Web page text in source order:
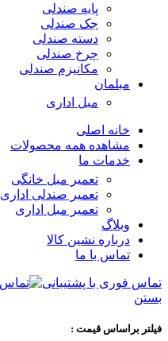
پایه صندلی
جک صندلی
دسته صندلی
چرخ صندلی
مکانیزم صندلی
مبلمان
مبل اداری
خانه اصلی
مشاهده همه محصولات
خدمات ما
تعمیر مبل خانگی
تعمیر صندلی اداری
تعمیر مبل اداری
وبلاگ
درباره نشین کالا
تماس با ما
تماس فوری با پشتیبانی
بستن
فیلتر براساس قیمت :